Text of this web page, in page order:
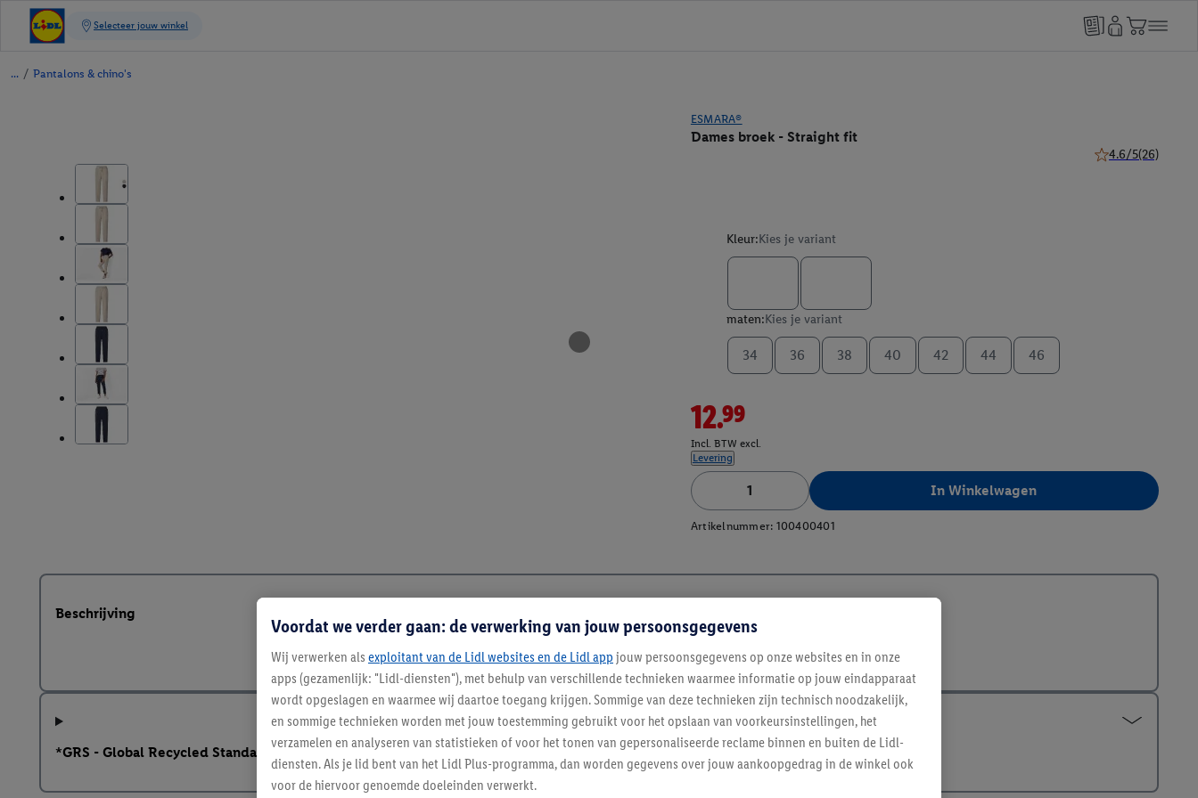
/ Pantalons & chino's
ESMARA®
Dames broek - Straight fit
4.6/5(26)
Kleur:Kies je variant
maten:Kies je variant
34 36 38 40 42 44 46
12.99
Incl. BTW excl.
Levering
In Winkelwagen
Artikelnummer: 100400401
Beschrijving
*GRS - Global Recycled Standard
Voordat we verder gaan: de verwerking van jouw persoonsgegevens
Wij verwerken als exploitant van de Lidl websites en de Lidl app jouw persoonsgegevens op onze websites en in onze
apps (gezamenlijk: "Lidl-diensten"), met behulp van verschillende technieken waarmee informatie op jouw eindapparaat
wordt opgeslagen en waarmee wij daartoe toegang krijgen. Sommige van deze technieken zijn technisch noodzakelijk,
en sommige technieken worden met jouw toestemming gebruikt voor het opslaan van voorkeursinstellingen, het
verzamelen en analyseren van statistieken of voor het tonen van gepersonaliseerde reclame binnen en buiten de Lidl-
diensten. Als je lid bent van het Lidl Plus-programma, dan worden gegevens over jouw aankoopgedrag in de winkel ook
voor de hiervoor genoemde doeleinden verwerkt.